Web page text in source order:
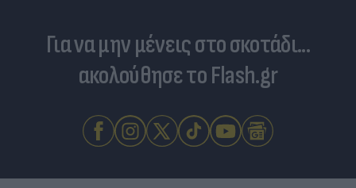
Για να μην μένεις στο σκοτάδι...
ακολούθησε το Flash.gr